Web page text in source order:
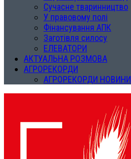
Сучасне тваринництво
У правовому полі
Фінансування АПК
Заготівля силосу
ЕЛЕВАТОРИ
АКТУАЛЬНА РОЗМОВА
АГРОРЕКОРДИ
АГРОРЕКОРДИ НОВИНИ